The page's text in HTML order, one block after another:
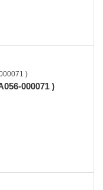
000071 )